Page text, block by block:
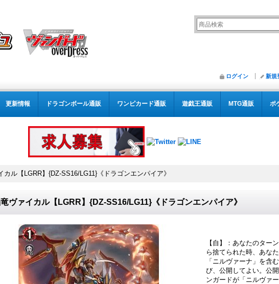
ログイン 新規
更新情報 ドラゴンボール通販 ワンピカード通販 遊戯王通販 MTG通販 ポ
カル【LGRR】{DZ-SS16/LG11}《ドラゴンエンパイア》
ヴァイカル【LGRR】{DZ-SS16/LG11}《ドラゴンエンパイア》
【自】：あなたのター
ら捨てられた時、あな
「ニルヴァーナ」を含
び、公開してよい。公
ンガードが「ニルヴァ